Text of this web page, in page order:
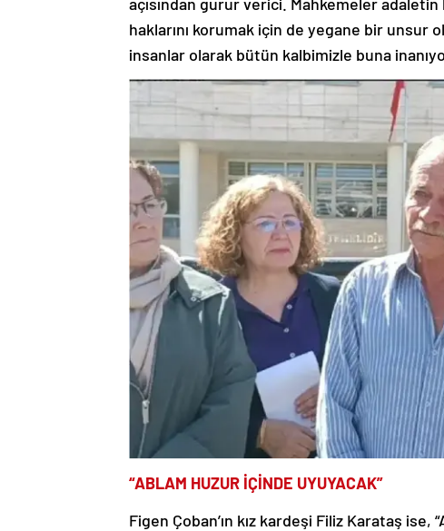
haklarını korumak için de yegane bir unsur
insanlar olarak bütün kalbimizle buna
“ABLAM HUZUR İÇİNDE UYUYACAK”
Figen Çoban’ın kız kardeşi Filiz Karataş